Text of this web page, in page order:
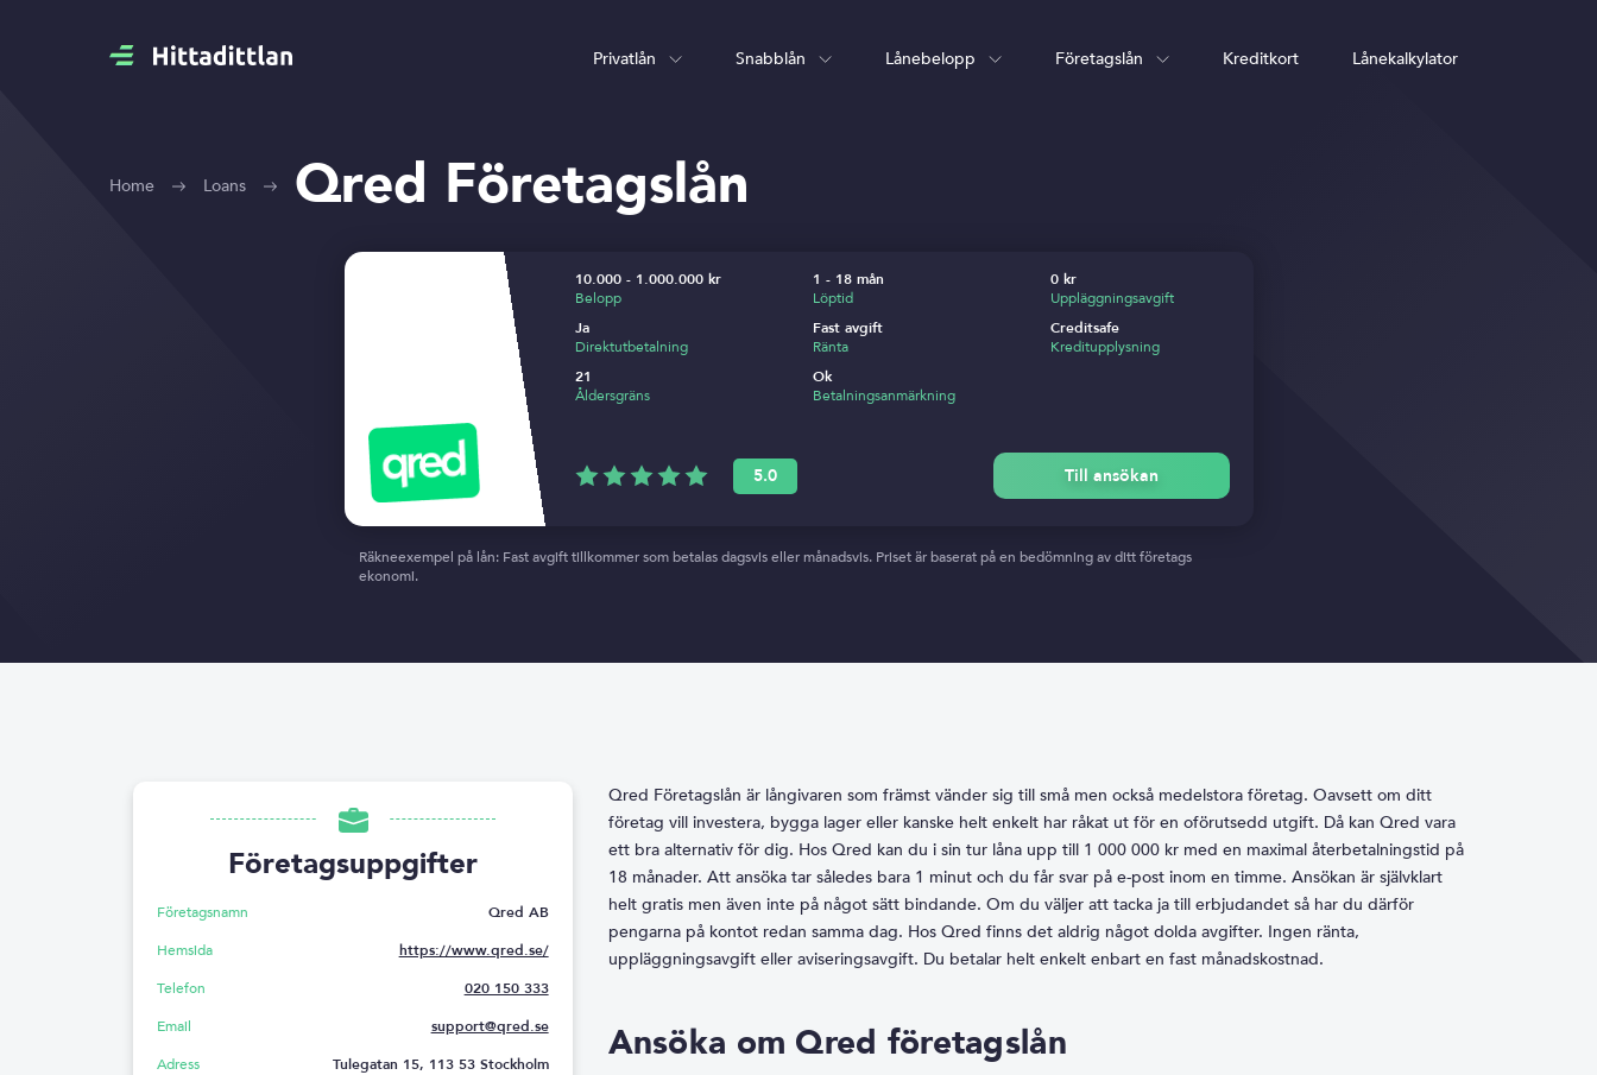
Privatlån Snabblån Lånebelopp Företagslån Kreditkort Lånekalkylator
Home Loans Qred Företagslån
10.000 - 1.000.000 kr
Belopp
Ja
Direktutbetalning
21
Åldersgräns
1 - 18 mån
Löptid
Fast avgift
Ränta
Ok
Betalningsanmärkning
0 kr
Uppläggningsavgift
Creditsafe
Kreditupplysning
5.0 Till ansökan
Räkneexempel på lån: Fast avgift tillkommer som betalas dagsvis eller månadsvis. Priset är baserat på en bedömning av ditt företags
ekonomi.
Företagsuppgifter
Företagsnamn
Qred AB
Hemsida
https://www.qred.se/
Telefon
020 150 333
Email
support@qred.se
Adress
Tulegatan 15, 113 53 Stockholm
Qred Företagslån är långivaren som främst vänder sig till små men också medelstora företag. Oavsett om ditt
företag vill investera, bygga lager eller kanske helt enkelt har råkat ut för en oförutsedd utgift. Då kan Qred vara
ett bra alternativ för dig. Hos Qred kan du i sin tur låna upp till 1 000 000 kr med en maximal återbetalningstid på
18 månader. Att ansöka tar således bara 1 minut och du får svar på e-post inom en timme. Ansökan är självklart
helt gratis men även inte på något sätt bindande. Om du väljer att tacka ja till erbjudandet så har du därför
pengarna på kontot redan samma dag. Hos Qred finns det aldrig något dolda avgifter. Ingen ränta,
uppläggningsavgift eller aviseringsavgift. Du betalar helt enkelt enbart en fast månadskostnad.
Ansöka om Qred företagslån